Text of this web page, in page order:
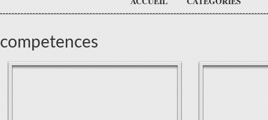
competences